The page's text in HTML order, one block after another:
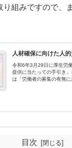
り組みですので、
人材確保に向けた人
令和6年3月29日に厚生労
提供に当たっての手引き
は「労働者の募集の有無に
目次